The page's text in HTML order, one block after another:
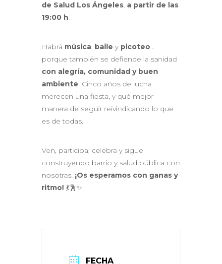
de Salud Los Ángeles, a partir de las
19:00 h.
Habrá música, baile y picoteo…
porque también se defiende la sanidad
con alegría, comunidad y buen
ambiente. Cinco años de lucha
merecen una fiesta, y qué mejor
manera de seguir reivindicando lo que
es de todas.
Ven, participa, celebra y sigue
construyendo barrio y salud pública con
nosotras. ¡Os esperamos con ganas y
ritmo! 💃🕺✨
FECHA